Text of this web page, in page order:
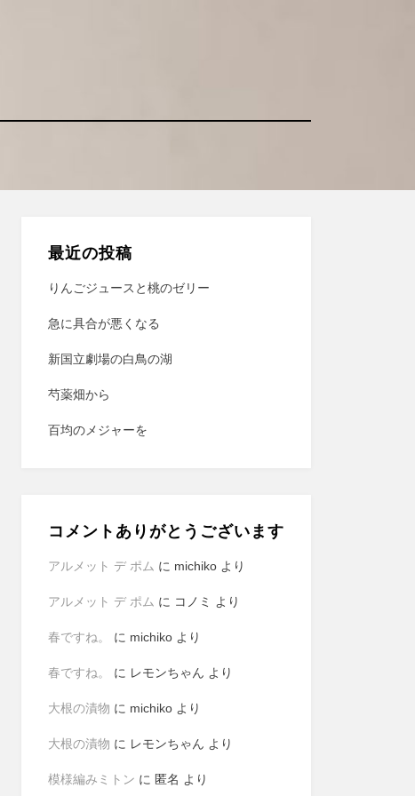
最近の投稿
りんごジュースと桃のゼリー
急に具合が悪くなる
新国立劇場の白鳥の湖
芍薬畑から
百均のメジャーを
コメントありがとうございます
アルメット デ ポム に michikoより
アルメット デ ポム に コノミ より
春ですね。 に michikoより
春ですね。 に レモンちゃん より
大根の漬物 に michikoより
大根の漬物 に レモンちゃん より
模様編みミトン に 匿名 より